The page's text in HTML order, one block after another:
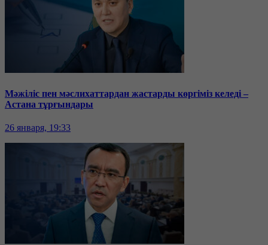
Мәжіліс пен мәслихаттардан жастарды көргіміз келеді –
Астана тұрғындары
26 января, 19:33